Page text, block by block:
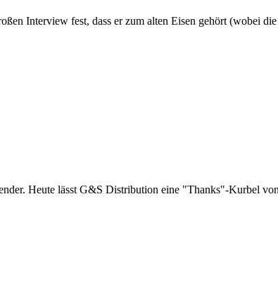
Interview fest, dass er zum alten Eisen gehört (wobei die
Heute lässt G&S Distribution eine "Thanks"-Kurbel